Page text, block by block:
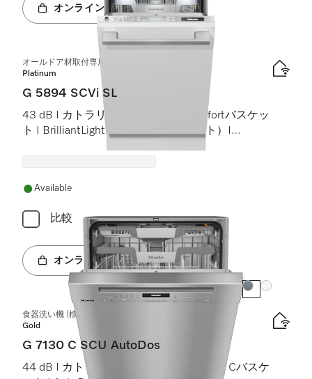
オンラインショップへ
オールドア材取付専用食器洗い機（45 cm）
Platinum
G 5894 SCVi SL
43 dB I カトラリートレイ I MaxiComfortバスケッ
ト I BrilliantLight（ブリリアントライト）I
Available
比較
オンラインショップへ
カラー:カラー:
食器洗い機 (標準ドア装備タイプ)
Gold
G 7130 C SCU AutoDos
44 dB I カトラリートレイ I ExtraComfort Cバスケ